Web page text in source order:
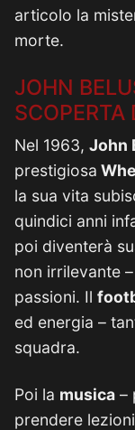
articolo la
morte.
JOHN
SCOPERTA
Nel 1963, John
prestigiosa
la sua vita
quindici anni
poi diventerà
non irrilevante
passioni. Il
ed energia –
squadra.
Poi la musica –
prendere